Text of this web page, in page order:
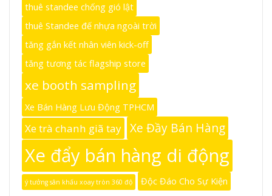
thuê standee chống gió lật
thuê Standee đế nhựa ngoài trời
tăng gắn kết nhân viên kick-off
tăng tương tác flagship store
xe booth sampling
Xe Bán Hàng Lưu Động TPHCM
Xe trà chanh giã tay Xe Đầy Bán Hàng
Xe đẩy bán hàng di động
ý tưởng sân khấu xoay tròn 360 độ Độc Đáo Cho Sự Kiện